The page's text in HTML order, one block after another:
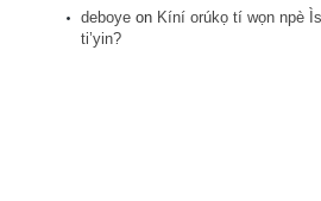
deboye on Kíní orúkọ tí wọn npè
ti’yin?